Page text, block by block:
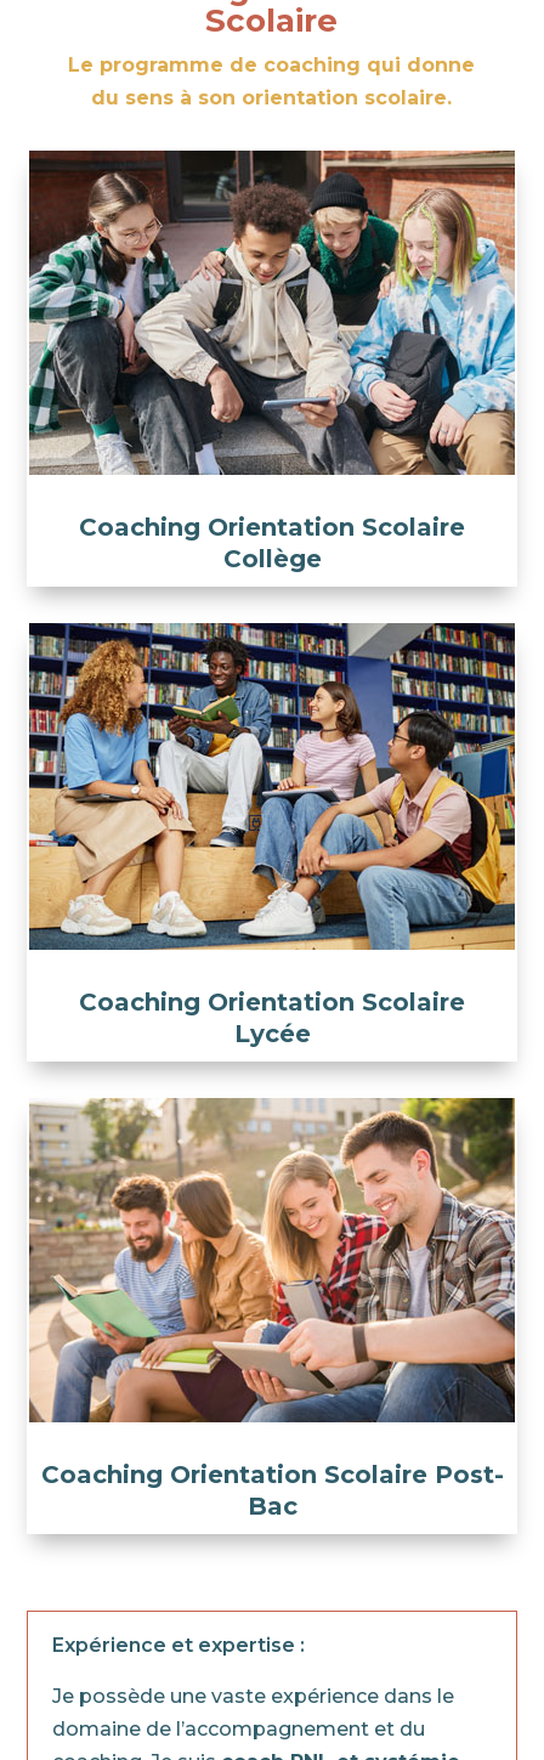
Scolaire
Le programme de coaching qui donne
du sens à son orientation scolaire.
Coaching Orientation Scolaire
Collège
Coaching Orientation Scolaire
Lycée
Coaching Orientation Scolaire Post-
Bac
Expérience et expertise :
Je possède une vaste expérience dans le
domaine de l’accompagnement et du